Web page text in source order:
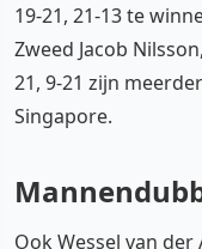
19-21, 21-13 te
Zweed Jacob
21, 9-21 zijn
Singapore.
OokWessel van der